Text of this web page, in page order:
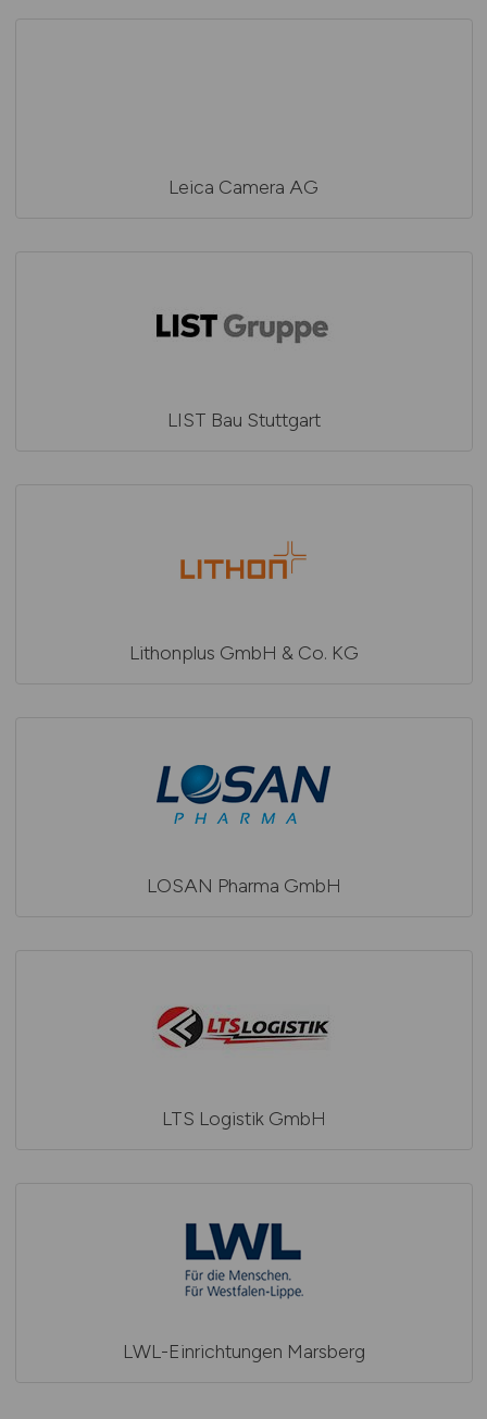
Leica Camera AG
LIST Bau Stuttgart
Lithonplus GmbH & Co. KG
LOSAN Pharma GmbH
LTS Logistik GmbH
LWL-Einrichtungen Marsberg